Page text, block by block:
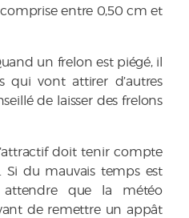
entre 0,50 cm et
un frelon est piégé, il
qui vont attirer d’autres
de laisser des frelons
doit tenir compte
Si du mauvais temps est
que la météo
de remettre un appât